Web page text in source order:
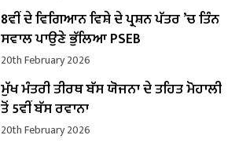
8ਵੀਂ ਦੇ ਵਿਗਿਆਨ ਵਿਸ਼ੇ ਦੇ ਪ੍ਰਸ਼ਨ ਪੱਤਰ ’ਚ ਤਿੰਨ
ਸਵਾਲ ਪਾਉਣੇ ਭੁੱਲਿਆ PSEB
20th February 2026
ਮੁੱਖ ਮੰਤਰੀ ਤੀਰਥ ਬੱਸ ਯੋਜਨਾ ਦੇ ਤਹਿਤ ਮੋਹਾਲੀ
ਤੋਂ 5ਵੀਂ ਬੱਸ ਰਵਾਨਾ
20th February 2026